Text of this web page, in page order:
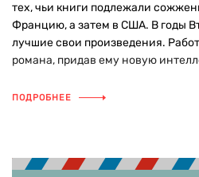
тех, чьи книги подлежали
Францию, а затем в США. В годы
лучшие свои произведения.
романа, придав ему новую
ПОДРОБНЕЕ